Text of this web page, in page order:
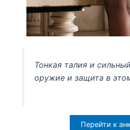
Тонкая талия и
оружие и защита в
Перейти к